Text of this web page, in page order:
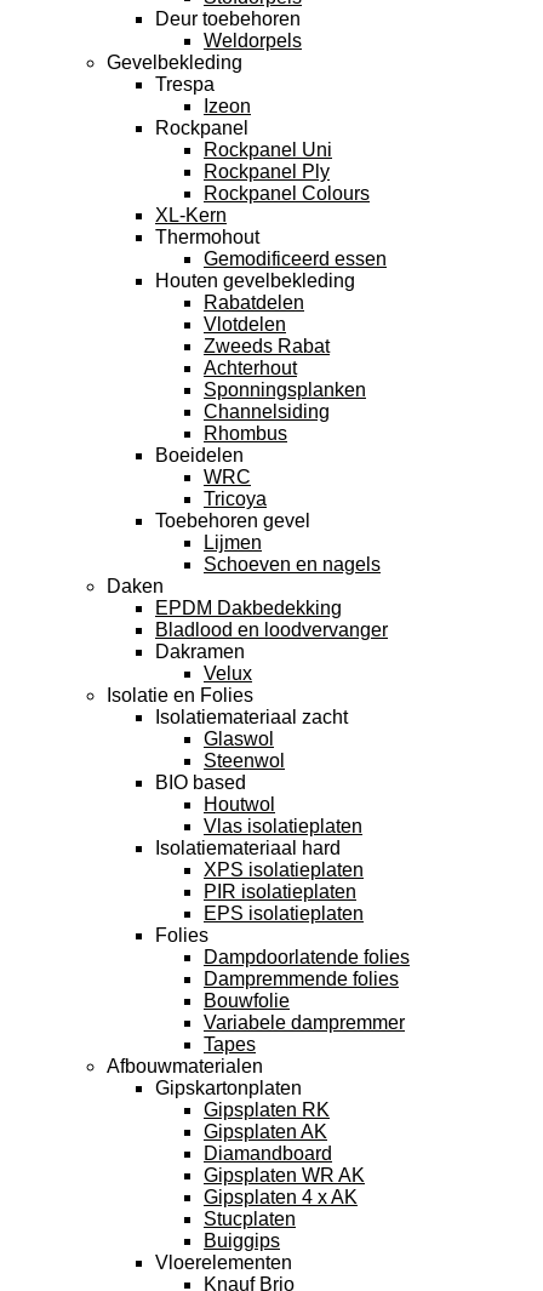
Deur toebehoren
Weldorpels
Gevelbekleding
Trespa
Izeon
Rockpanel
Rockpanel Uni
Rockpanel Ply
Rockpanel Colours
XL-Kern
Thermohout
Gemodificeerd essen
Houten gevelbekleding
Rabatdelen
Vlotdelen
Zweeds Rabat
Achterhout
Sponningsplanken
Channelsiding
Rhombus
Boeidelen
WRC
Tricoya
Toebehoren gevel
Lijmen
Schoeven en nagels
Daken
EPDM Dakbedekking
Bladlood en loodvervanger
Dakramen
Velux
Isolatie en Folies
Isolatiemateriaal zacht
Glaswol
Steenwol
BIO based
Houtwol
Vlas isolatieplaten
Isolatiemateriaal hard
XPS isolatieplaten
PIR isolatieplaten
EPS isolatieplaten
Folies
Dampdoorlatende folies
Dampremmende folies
Bouwfolie
Variabele dampremmer
Tapes
Afbouwmaterialen
Gipskartonplaten
Gipsplaten RK
Gipsplaten AK
Diamandboard
Gipsplaten WR AK
Gipsplaten 4 x AK
Stucplaten
Buiggips
Vloerelementen
Knauf Brio